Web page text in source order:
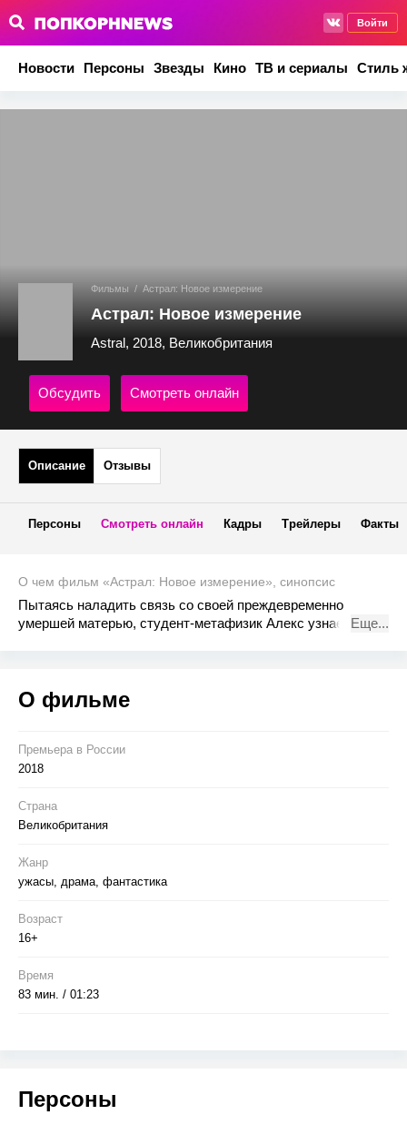
Войти
Новости Персоны Звезды Кино ТВ и сериалы Стиль
Фильмы / Астрал: Новое измерение
Астрал: Новое измерение
Astral, 2018, Великобритания
Обсудить Смотреть онлайн
Описание Отзывы
Персоны Смотреть онлайн Кадры Трейлеры Факты
О чем фильм «Астрал: Новое измерение», синопсис
Пытаясь наладить связь со своей преждевременно
умершей матерью, студент-метафизик Алекс узнает
пересекает границу миров вместе с ним.
Еще...
О фильме
Премьера в Росcии
2018
Страна
Великобритания
Жанр
ужасы, драма, фантастика
Возраст
16+
Время
83 мин. / 01:23
Персоны